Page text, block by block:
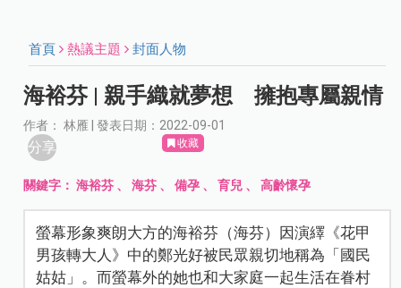
首頁 熱議主題 封面人物
海裕芬 | 親手織就夢想 擁抱專屬親情
作者： 林雁 | 發表日期：2022-09-01
分享 收藏
關鍵字：海裕芬 、海芬 、備孕 、育兒 、高齡懷孕
螢幕形象爽朗大方的海裕芬（海芬）因演繹《花甲
男孩轉大人》中的鄭光好被民眾親切地稱為「國民
姑姑」。而螢幕外的她也和大家庭一起生活在眷村